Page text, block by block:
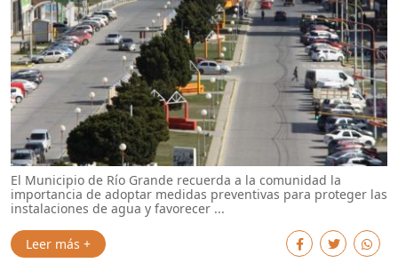
El Municipio de Río Grande recuerda a la comunidad la
importancia de adoptar medidas preventivas para proteger las
instalaciones de agua y favorecer ...
Leer más +